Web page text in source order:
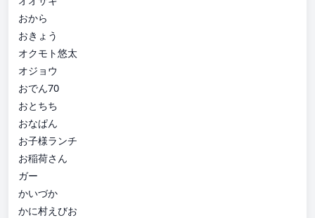
おから
おきょう
オクモト悠太
オジョウ
おでん70
おとちち
おなぱん
お子様ランチ
お稲荷さん
ガー
かいづか
かに村えびお